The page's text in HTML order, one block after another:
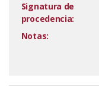
Signatura de
procedencia:
Notas: